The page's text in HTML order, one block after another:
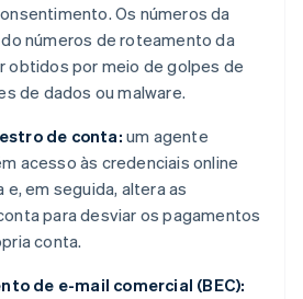
Os números da
números de roteamento da
obtidos por meio de golpes de
de dados ou malware.
de conta:um agente
acesso às credenciais online
e, em seguida, altera as
para desviar os pagamentos
conta.
de e-mail comercial (BEC):